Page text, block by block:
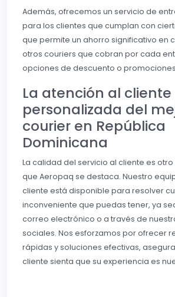
Además, ofrecemos un servicio de
para los clientes que cumplan con
que permite un ahorro significativo en
otros couriers que cobran por cada
opciones de descuento o
La atención al cliente
personalizada del
courier en República
Dominicana
La calidad del servicio al cliente es
que Aeropaq se destaca. Nuestro
cliente está disponible para resolver
inconveniente que puedas tener, ya
correo electrónico o a través de
sociales. Nos esforzamos por ofrecer
rápidas y soluciones efectivas,
cliente sienta que su experiencia es